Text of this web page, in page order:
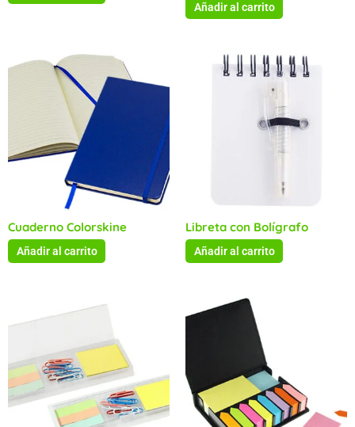
Añadir al carrito
Cuaderno Colorskine
Añadir al carrito
Libreta con Bolígrafo
Añadir al carrito